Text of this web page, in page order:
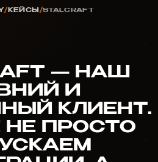
КЕЙСЫ STALCRAFT
— НАШ
И
КЛИЕНТ.
НЕ ПРОСТО